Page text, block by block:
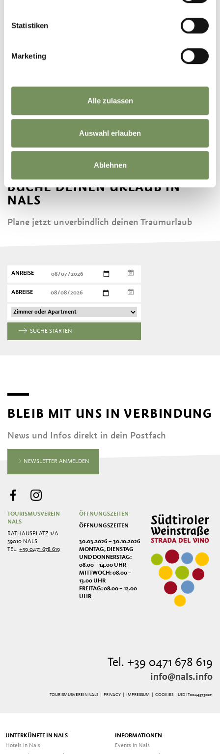
Statistiken
Marketing
Alle zulassen
Auswahl erlauben
Ablehnen
DIE SPARGELWOCHEN IN
BUCHE DEINEN URLAUB IN
NALS
Plane jetzt unverbindlich deinen Traumurlaub
ANREISE
ABREISE
SUCHE STARTEN
BLEIB MIT UNS IN VERBINDUNG
News und Infos direkt in dein Postfach
NEWSLETTER ANMELDEN
TOURISMUSVEREIN
NALS
RATHAUSPLATZ 1/A
39010 NALS
TEL.+39 0471 678 619
ÖFFNUNGSZEITEN
ÖFFNUNGSZEITEN
30.03.2026 – 30.10.2026
MONTAG, DIENSTAG
UND DONNERSTAG:
08.00 – 14.00 UHR
MITTWOCH: 08.00 –
13.00 UHR
FREITAG: 08.00 – 12.00
UHR
Tel. +39 0471 678 619
info@nals.info
TOURISMUSVEREIN NALS | PRIVACY| IMPRESSUM COOKIES | UID IT00445730211
UNTERKÜNFTE IN NALS
Hotels in Nals
INFORMATIONEN
Events in Nals